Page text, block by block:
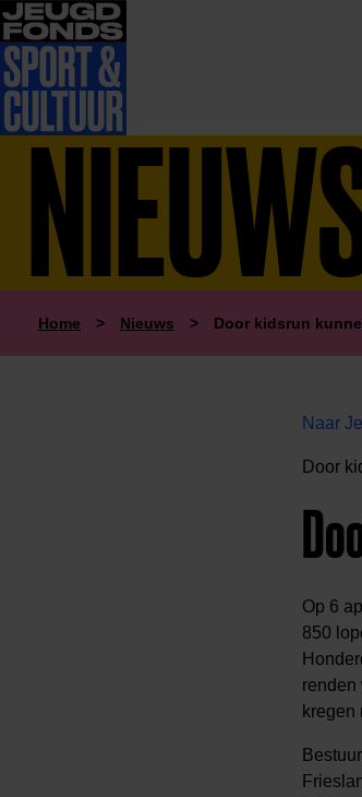
Home > Nieuws > Door kidsrun
Naar
Door
Op 6
850
renden
kregen